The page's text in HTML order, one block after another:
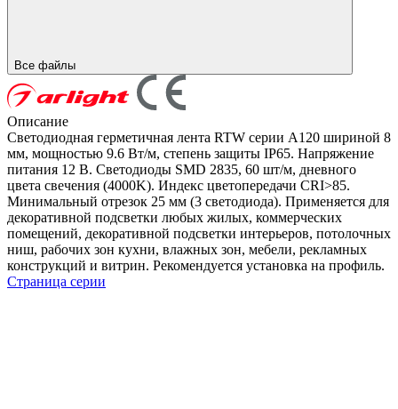
Все файлы
Описание
Светодиодная герметичная лента RTW серии A120 шириной 8
мм, мощностью 9.6 Вт/м, степень защиты IP65. Напряжение
питания 12 В. Светодиоды SMD 2835, 60 шт/м, дневного
цвета свечения (4000K). Индекс цветопередачи CRI>85.
Минимальный отрезок 25 мм (3 светодиода). Применяется для
декоративной подсветки любых жилых, коммерческих
помещений, декоративной подсветки интерьеров, потолочных
ниш, рабочих зон кухни, влажных зон, мебели, рекламных
конструкций и витрин. Рекомендуется установка на профиль.
Страница серии